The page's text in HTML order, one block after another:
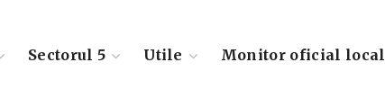
Sectorul 5 Utile Monitor oficial local